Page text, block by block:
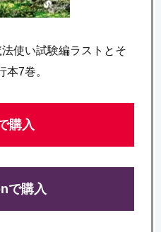
使い試験編ラストとそ
7巻。
購入
で購入